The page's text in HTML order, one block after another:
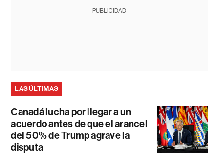
PUBLICIDAD
LAS ÚLTIMAS
Canadá lucha por llegar a un
acuerdo antes de que el arancel
del 50% de Trump agrave la
disputa